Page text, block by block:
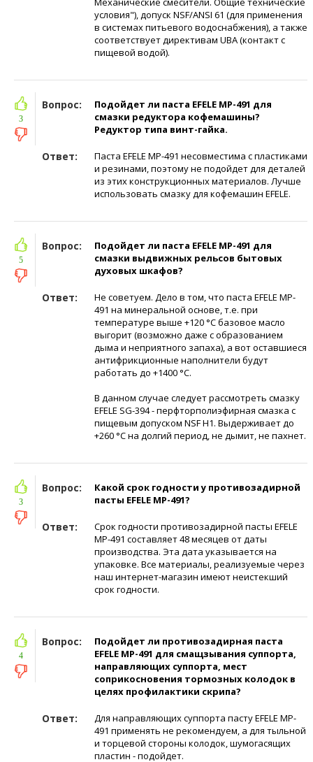
условия"), допуск NSF/ANSI 61 (для применения
в системах питьевого водоснабжения), а также
соответствует директивам UBA (контакт с
пищевой водой).
Вопрос:
Подойдет ли паста EFELE MP-491 для
смазки редуктора кофемашины?
Редуктор типа винт-гайка.
Ответ:
Паста EFELE MP-491 несовместима с пластиками
и резинами, поэтому не подойдет для деталей
из этих конструкционных материалов. Лучше
использовать смазку для кофемашин EFELE.
3
Вопрос:
Подойдет ли паста EFELE MP-491 для
смазки выдвижных рельсов бытовых
духовых шкафов?
Ответ:
Не советуем. Дело в том, что паста EFELE MP-
491 на минеральной основе, т.е. при
температуре выше +120 °C базовое масло
выгорит (возможно даже с образованием
дыма и неприятного запаха), а вот оставшиеся
антифрикционные наполнители будут
работать до +1400 °С.
В данном случае следует рассмотреть смазку
EFELE SG-394 - перфторполиэфирная смазка с
пищевым допуском NSF H1. Выдерживает до
+260 °С на долгий период, не дымит, не пахнет.
5
Вопрос:
Какой срок годности у противозадирной
пасты EFELE MP-491?
Ответ:
Срок годности противозадирной пасты EFELE
MP-491 составляет 48 месяцев от даты
производства. Эта дата указывается на
упаковке. Все материалы, реализуемые через
наш интернет-магазин имеют неистекший
срок годности.
3
Вопрос:
Подойдет ли противозадирная паста
EFELE MP-491 для смащзывания суппорта,
направляющих суппорта, мест
соприкосновения тормозных колодок в
целях профилактики скрипа?
Ответ:
Для направляющих суппорта пасту EFELE MP-
491 применять не рекомендуем, а для тыльной
и торцевой стороны колодок, шумогасящих
пластин - подойдет.
4